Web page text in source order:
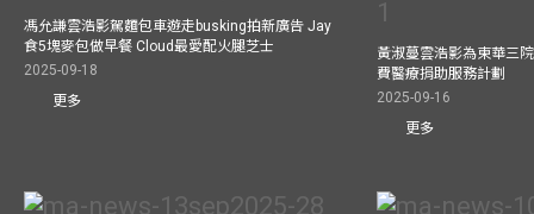
馮允謙雲浩影駕麵包車遊走busking拍新廣告 Jay
食5塊麥包做早餐 Cloud最愛配火腿芝士
2025-09-18
更多
黃淑蔓雲浩影為東華三
費醫療捐助服務計劃
2025-09-16
更多